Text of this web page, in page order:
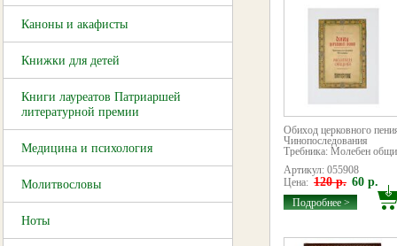
Каноны и акафисты
Книжки для детей
Книги лауреатов Патриаршей
литературной премии
Медицина и психология
Молитвословы
Ноты
Обиход церковного
Чинопоследования
Требника: Молебен
Артикул: 055908
Цена: 120 р. 60 р.
Подробнее >